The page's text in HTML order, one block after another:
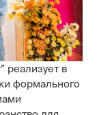
реализует в
формального